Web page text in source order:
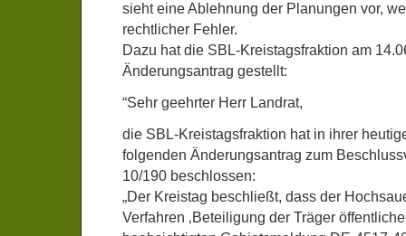
sieht eine Ablehnung der Planungen vor,
rechtlicher Fehler.
Dazu hat die SBL-Kreistagsfraktion am
Änderungsantrag gestellt:
“Sehr geehrter Herr Landrat,
die SBL-Kreistagsfraktion hat in ihrer
folgenden Änderungsantrag zum
10/190 beschlossen:
„Der Kreistag beschließt, dass der
Verfahren ‚Beteiligung der Träger